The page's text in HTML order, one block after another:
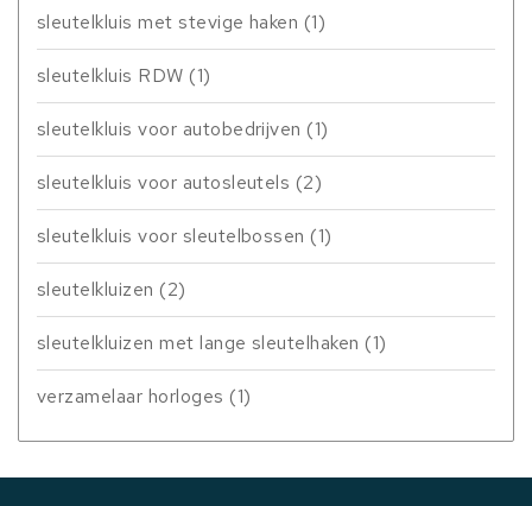
sleutelkluis met stevige haken (1)
sleutelkluis RDW (1)
sleutelkluis voor autobedrijven (1)
sleutelkluis voor autosleutels (2)
sleutelkluis voor sleutelbossen (1)
sleutelkluizen (2)
sleutelkluizen met lange sleutelhaken (1)
verzamelaar horloges (1)